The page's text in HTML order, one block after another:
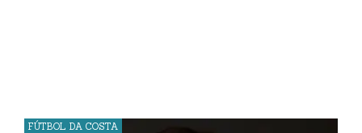
FÚTBOL DA COSTA